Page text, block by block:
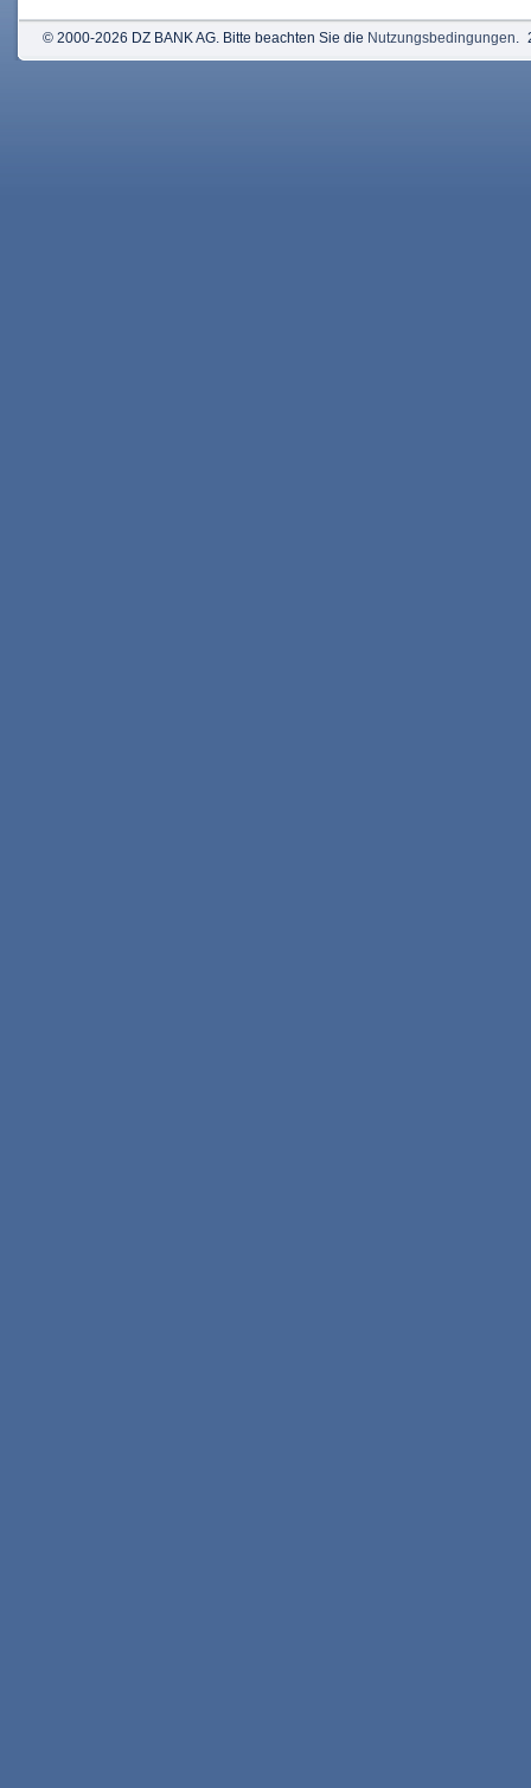
© 2000-2026 DZ BANK AG. Bitte beachten Sie die Nutzungsbedingungen.